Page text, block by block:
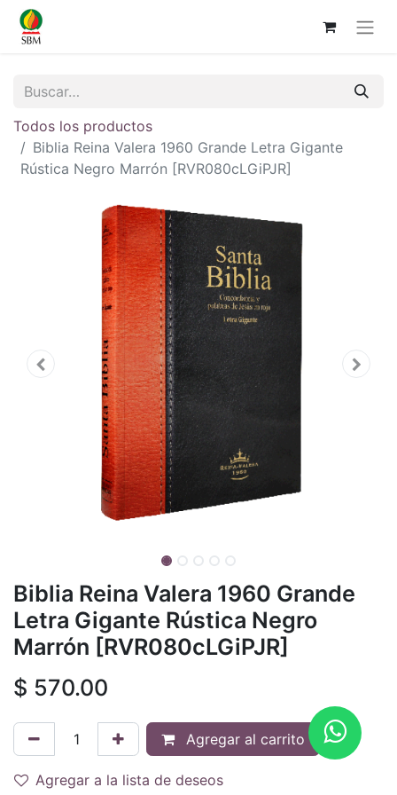
Todos los productos
Biblia Reina Valera 1960 Grande Letra Gigante
Rústica Negro Marrón [RVR080cLGiPJR]
Biblia Reina Valera 1960 Grande
Letra Gigante Rústica Negro
Marrón [RVR080cLGiPJR]
$ 570.00
Agregar al carrito
Agregar a la lista de deseos